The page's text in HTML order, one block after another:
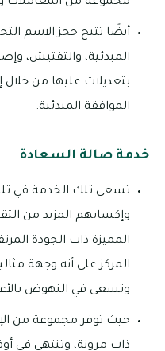
أيضًا تتيح حجز الاسم
المبدئية، والتفتيش،
بتعديلات عليها من خلال
الموافقة المبدئية.
خدمة صالة السعادة
تسعى تلك الخدمة في
وإكسابهم المزيد من
المميزة ذات الجودة
المركز على أنه وجهة
وتسعى في النهوض
حيث توفر مجموعة من
ذات مرونة، وتنتهي في